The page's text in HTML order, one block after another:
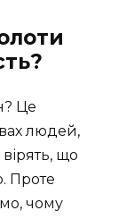
Це
людей,
вірять, що
Проте
чому